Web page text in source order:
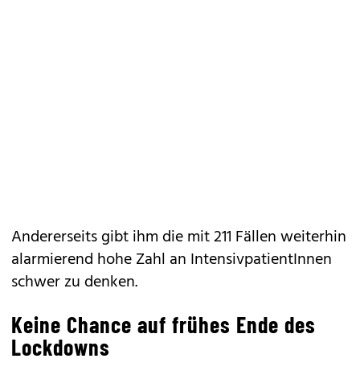
Andererseits gibt ihm die mit 211 Fällen weiterhin
alarmierend hohe Zahl an IntensivpatientInnen
schwer zu denken.
Keine Chance auf frühes Ende des
Lockdowns